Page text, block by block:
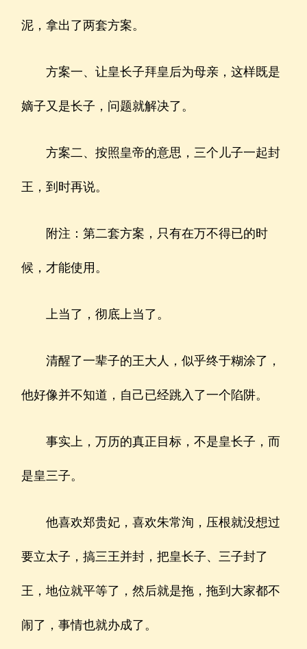
泥，拿出了两套方案。
方案一、让皇长子拜皇后为母亲，这样既是
嫡子又是长子，问题就解决了。
方案二、按照皇帝的意思，三个儿子一起封
王，到时再说。
附注：第二套方案，只有在万不得已的时
候，才能使用。
上当了，彻底上当了。
清醒了一辈子的王大人，似乎终于糊涂了，
他好像并不知道，自己已经跳入了一个陷阱。
事实上，万历的真正目标，不是皇长子，而
是皇三子。
他喜欢郑贵妃，喜欢朱常洵，压根就没想过
要立太子，搞三王并封，把皇长子、三子封了
王，地位就平等了，然后就是拖，拖到大家都不
闹了，事情也就办成了。